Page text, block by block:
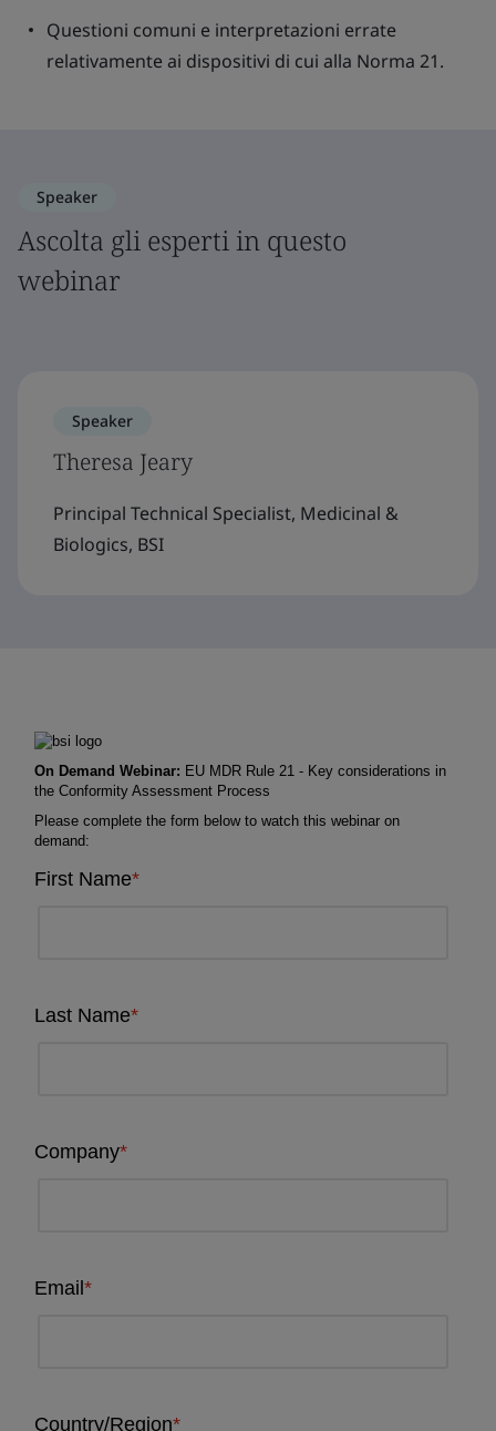
Questioni comuni e interpretazioni errate
relativamente ai dispositivi di cui alla Norma 21.
Speaker
Ascolta gli esperti in questo
webinar
Speaker
Theresa Jeary
Principal Technical Specialist, Medicinal &
Biologics, BSI